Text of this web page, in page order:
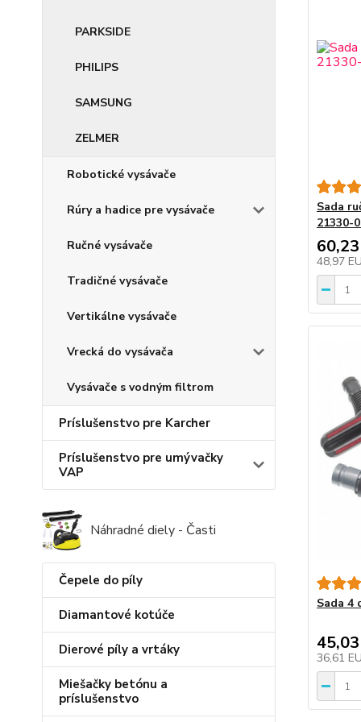
PARKSIDE
PHILIPS
SAMSUNG
ZELMER
Robotické vysávače
Rúry a hadice pre vysávače
Ručné vysávače
Tradičné vysávače
Vertikálne vysávače
Vrecká do vysávača
Vysávače s vodným filtrom
Príslušenstvo pre Karcher
Príslušenstvo pre umývačky
VAP
Náhradné diely - Časti
Čepele do píly
Diamantové kotúče
Dierové píly a vrtáky
Miešačky betónu a
príslušenstvo
Sada
21330-
48,97
Sada 4
36,61